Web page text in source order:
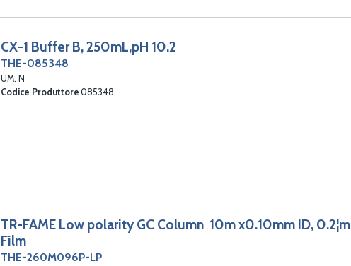
CX-1 Buffer B, 250mL,pH 10.2
THE-085348
UM. N
Codice Produttore 085348
TR-FAME Low polarity GC Column 10m x0.10mm ID, 0.2¦m
Film
THE-260M096P-LP